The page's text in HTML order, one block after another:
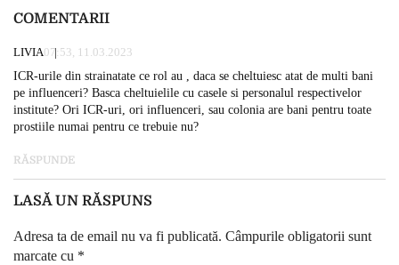
COMENTARII
LIVIA07:53, 11.03.2023
ICR-urile din strainatate ce rol au , daca se cheltuiesc atat de multi bani
pe influenceri? Basca cheltuielile cu casele si personalul respectivelor
institute? Ori ICR-uri, ori influenceri, sau colonia are bani pentru toate
prostiile numai pentru ce trebuie nu?
RĂSPUNDE
LASĂ UN RĂSPUNS
Adresa ta de email nu va fi publicată. Câmpurile obligatorii sunt
marcate cu *